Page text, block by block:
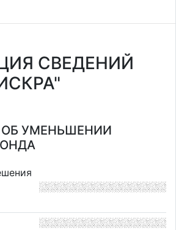
СВЕДЕНИЙ
УМЕНЬШЕНИИ